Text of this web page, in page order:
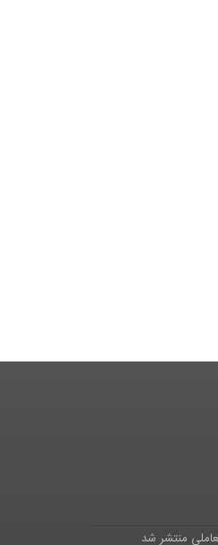
اضافه گردید